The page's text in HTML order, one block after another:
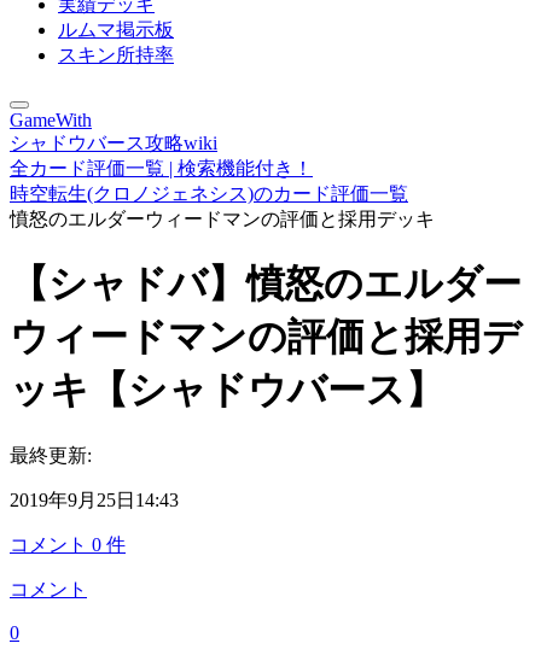
実績デッキ
ルムマ掲示板
スキン所持率
GameWith
シャドウバース攻略wiki
全カード評価一覧 | 検索機能付き！
時空転生(クロノジェネシス)のカード評価一覧
憤怒のエルダーウィードマンの評価と採用デッキ
【シャドバ】憤怒のエルダー
ウィードマンの評価と採用デ
ッキ【シャドウバース】
最終更新:
2019年9月25日14:43
コメント 0 件
コメント
0